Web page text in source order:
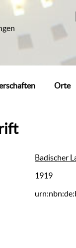
Orte
Badischer
1919